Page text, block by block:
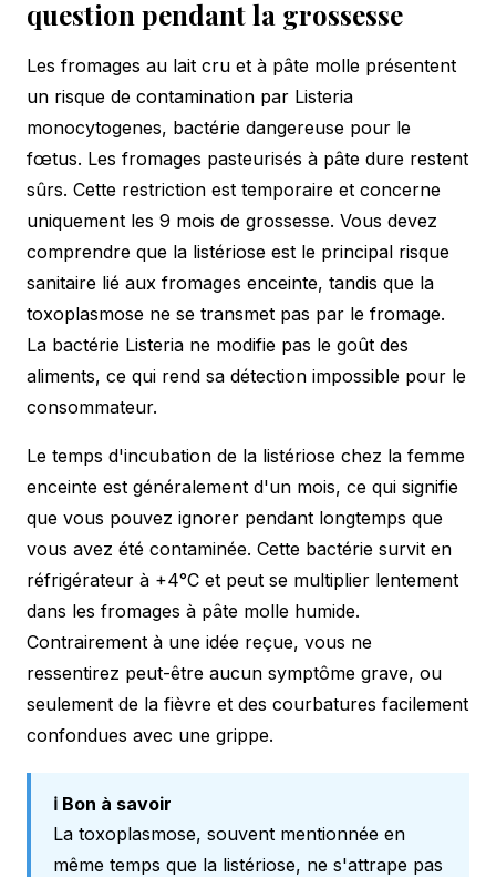
question pendant la grossesse
Les fromages au lait cru et à pâte molle présentent
un risque de contamination par Listeria
monocytogenes, bactérie dangereuse pour le
fœtus. Les fromages pasteurisés à pâte dure restent
sûrs. Cette restriction est temporaire et concerne
uniquement les 9 mois de grossesse. Vous devez
comprendre que la listériose est le principal risque
sanitaire lié aux fromages enceinte, tandis que la
toxoplasmose ne se transmet pas par le fromage.
La bactérie Listeria ne modifie pas le goût des
aliments, ce qui rend sa détection impossible pour le
consommateur.
Le temps d'incubation de la listériose chez la femme
enceinte est généralement d'un mois, ce qui signifie
que vous pouvez ignorer pendant longtemps que
vous avez été contaminée. Cette bactérie survit en
réfrigérateur à +4°C et peut se multiplier lentement
dans les fromages à pâte molle humide.
Contrairement à une idée reçue, vous ne
ressentirez peut-être aucun symptôme grave, ou
seulement de la fièvre et des courbatures facilement
confondues avec une grippe.
ℹ️ Bon à savoir
La toxoplasmose, souvent mentionnée en
même temps que la listériose, ne s'attrape pas